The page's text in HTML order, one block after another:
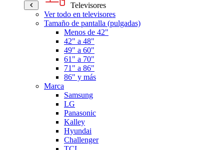
Televisores
Ver todo en televisores
Tamaño de pantalla (pulgadas)
Menos de 42"
42" a 48"
49" a 60"
61" a 70"
71" a 86"
86" y más
Marca
Samsung
LG
Panasonic
Kalley
Hyundai
Challenger